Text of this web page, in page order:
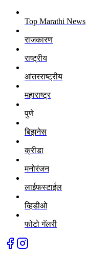
Top Marathi News
राजकारण
राष्ट्रीय
आंतरराष्ट्रीय
महाराष्ट्र
पुणे
बिझनेस
क्रीडा
मनोरंजन
लाईफस्टाईल
व्हिडीओ
फोटो गॅलरी